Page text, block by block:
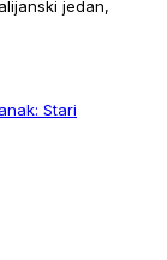
jedan,
Stari